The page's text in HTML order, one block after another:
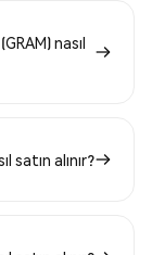
nasıl
satın alınır?